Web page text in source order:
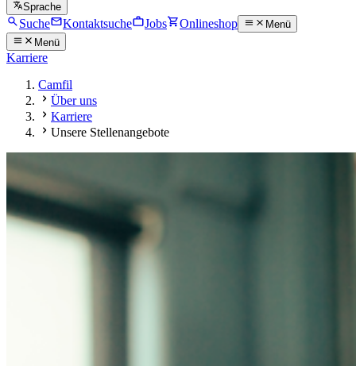
Sprache
Suche Kontaktsuche Jobs Onlineshop
Menü
Menü
Karriere
Camfil
Über uns
Karriere
Unsere Stellenangebote